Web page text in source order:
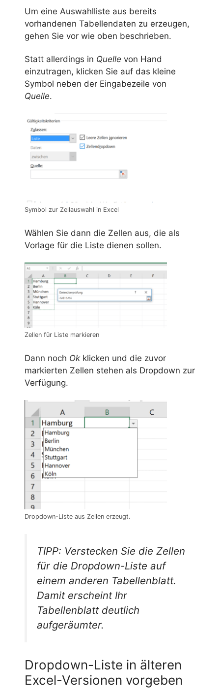
Um eine Auswahlliste aus bereits
vorhandenen Tabellendaten zu erzeugen,
gehen Sie vor wie oben beschrieben.
Statt allerdings in Quelle von Hand
einzutragen, klicken Sie auf das kleine
Symbol neben der Eingabezeile von
Quelle.
Symbol zur Zellauswahl in Excel
Wählen Sie dann die Zellen aus, die als
Vorlage für die Liste dienen sollen.
Zellen für Liste markieren
Dann noch Ok klicken und die zuvor
markierten Zellen stehen als Dropdown zur
Verfügung.
Dropdown-Liste aus Zellen erzeugt.
TIPP: Verstecken Sie die Zellen
für die Dropdown-Liste auf
einem anderen Tabellenblatt.
Damit erscheint Ihr
Tabellenblatt deutlich
aufgeräumter.
Dropdown-Liste in älteren
Excel-Versionen vorgeben